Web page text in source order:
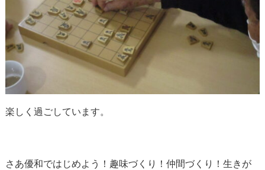
楽しく過ごしています。
さあ優和ではじめよう！趣味づくり！仲間づくり！生きが